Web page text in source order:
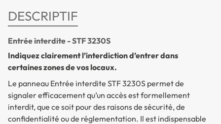
DESCRIPTIF
Entrée interdite - STF 3230S
Indiquez clairement l’interdiction d’entrer dans
certaines zones de vos locaux.
Le panneau Entrée interdite STF 3230S permet de
signaler efficacement qu’un accès est formellement
interdit, que ce soit pour des raisons de sécurité, de
confidentialité ou de réglementation. Il est indispensable